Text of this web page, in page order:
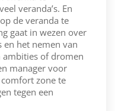
veranda’s. En
de veranda te
gaat in wezen over
en het nemen van
of dromen
manager voor
zone te
tegen een